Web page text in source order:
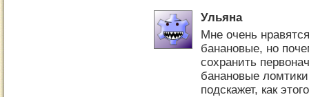
Ульяна
Мне очень
банановые, но
сохранить
банановые
подскажет, как